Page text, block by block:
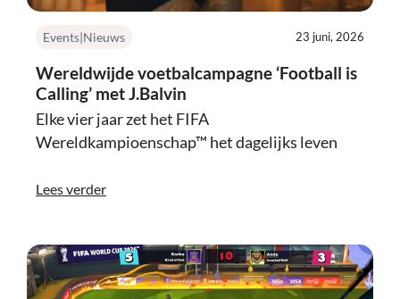
Events|Nieuws 23 juni, 2026
Wereldwijde voetbalcampagne ‘Football is
Calling’ met J.Balvin
Elke vier jaar zet het FIFA
Wereldkampioenschap™ het dagelijks leven
Lees verder